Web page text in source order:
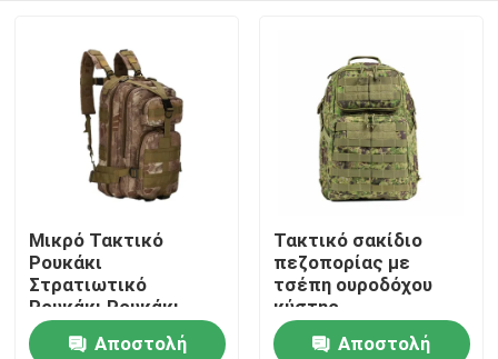
Σπίτι
Μικρό Τακτικό
Ρουκάκι
Στρατιωτικό
Ρουκάκι Ρουκάκι
Μόλε Τσάντα
Αποστολή
Τακτικό σακίδιο
πεζοπορίας με
τσέπη ουροδόχου
κύστης
Αποστολή